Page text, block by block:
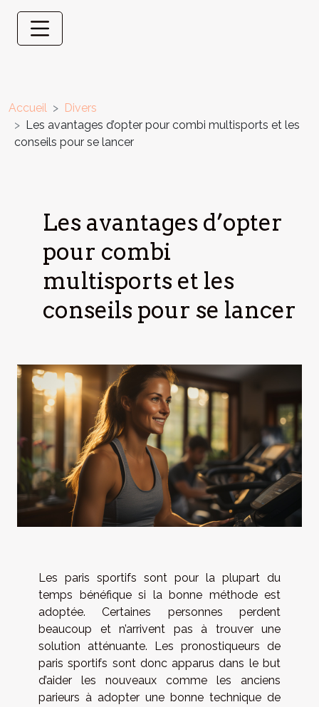
Accueil
Divers
Les avantages d’opter pour combi multisports et les
conseils pour se lancer
Les avantages d’opter
pour combi
multisports et les
conseils pour se lancer
Les paris sportifs sont pour la plupart du
temps bénéfique si la bonne méthode est
adoptée. Certaines personnes perdent
beaucoup et n’arrivent pas à trouver une
solution atténuante. Les pronostiqueurs de
paris sportifs sont donc apparus dans le but
d’aider les nouveaux comme les anciens
parieurs à adopter une bonne technique de